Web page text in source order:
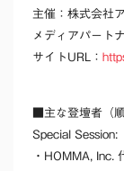
主催：株式会社
メディアパート
サイトURL：
■主な登壇者（
Special Session:
・HOMMA, Inc.